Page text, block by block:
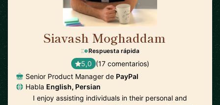
Siavash Moghaddam
Respuesta rápida
5,0 (17 comentarios)
Senior Product Manager de PayPal
Habla English, Persian
I enjoy assisting individuals in their personal and